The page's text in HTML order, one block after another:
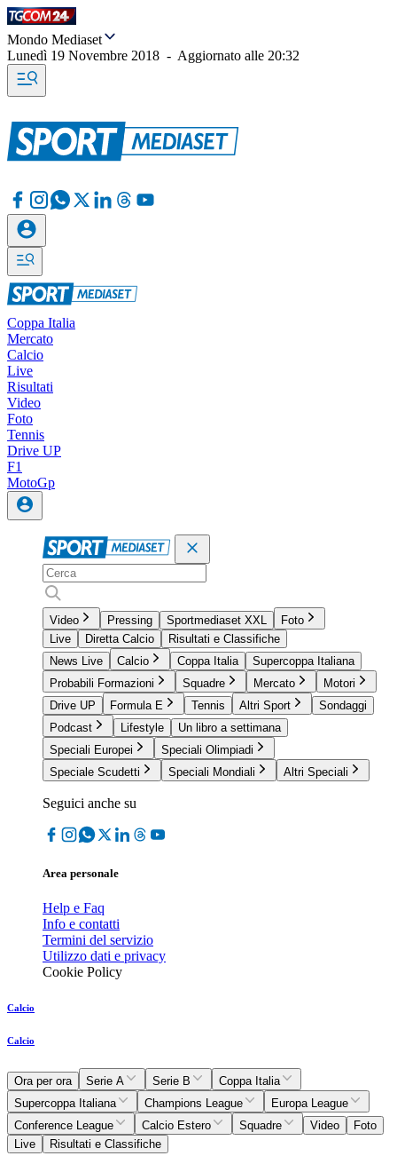
Mondo Mediaset
Lunedì 19 Novembre 2018 - Aggiornato alle 20:32
Coppa Italia
Mercato
Calcio
Live
Risultati
Video
Foto
Tennis
Drive UP
F1
MotoGp
Video Pressing Sportmediaset XXL
Foto
Live
Diretta Calcio
Risultati e Classifiche
News Live
Calcio Coppa Italia
Supercoppa Italiana
Probabili Formazioni
Squadre Mercato
Motori
Drive UP
Formula E Tennis Altri Sport
Sondaggi
Podcast
Lifestyle
Un libro a settimana
Speciali Europei
Speciali Olimpiadi
Speciale Scudetti
Speciali Mondiali Altri Speciali
Seguici anche su
Area personale
Help e Faq
Info e contatti
Termini del servizio
Utilizzo dati e privacy
Cookie Policy
Calcio
Calcio
Ora per ora Serie A Serie B
Coppa Italia
Supercoppa Italiana
Champions League
Europa League
Conference League
Calcio Estero Squadre Video
Foto
Live
Risultati e Classifiche